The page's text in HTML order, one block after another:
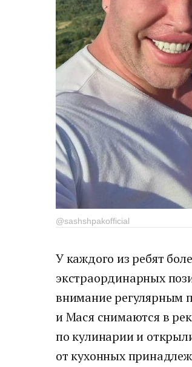
@sashshpakofficial
У каждого из ребят
экстраординарных
внимание регулярным
и Мася снимаются в
по кулинарии и
от кухонных